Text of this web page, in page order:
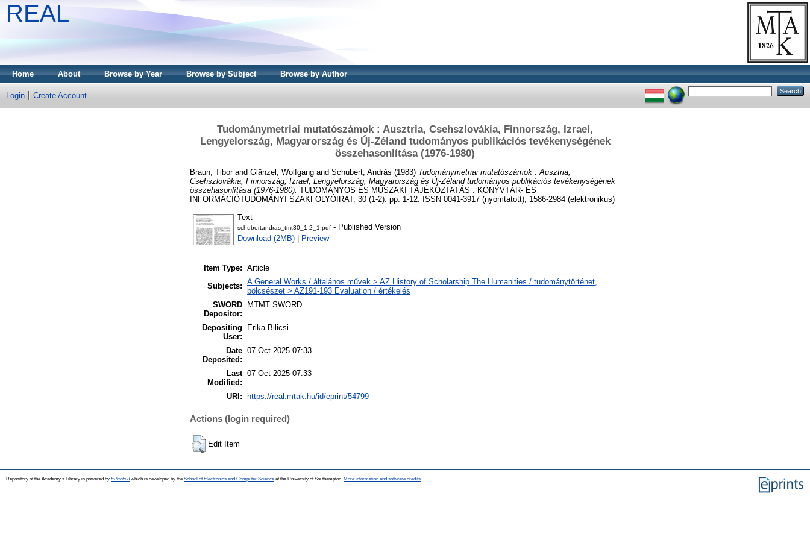
REAL
Home About Browse by Year Browse by Subject Browse by Author
Login Create Account
Tudománymetriai mutatószámok : Ausztria, Csehszlovákia, Finnország, Izrael,
Lengyelország, Magyarország és Új-Zéland tudományos publikációs tevékenységének
összehasonlítása (1976-1980)
Braun, Tiborand Glänzel, Wolfgang and Schubert, András (1983) Tudománymetriai mutatószámok : Ausztria,
Csehszlovákia, Finnország, Izrael, Lengyelország, Magyarország és Új-Zéland tudományos publikációs tevékenységének
összehasonlítása (1976-1980). TUDOMÁNYOS ÉS MŰSZAKI TÁJÉKOZTATÁS : KÖNYVTÁR- ÉS
INFORMÁCIÓTUDOMÁNYI SZAKFOLYÓIRAT, 30 (1-2). pp. 1-12. ISSN 0041-3917 (nyomtatott); 1586-2984 (elektronikus)
Text
schubertandras_tmt30_1-2_1.pdf - Published Version
Download (2MB)
Preview
Item Type: Article
Subjects: A General Works / általános művek > AZ History of Scholarship The Humanities / tudománytörténet,
bölcsészet > AZ191-193 Evaluation / értékelés
SWORD
Depositor:
MTMT SWORD
Depositing
User:
Erika Bilicsi
Date
Deposited:
07 Oct 2025 07:33
Last
Modified:
07 Oct 2025 07:33
URI: https://real.mtak.hu/id/eprint/54799
Actions (login required)
Edit Item
Repository of the Academy's Library is powered by EPrints 3which is developed by the School of Electronics and Computer Science at the University of Southampton. More information and software credits